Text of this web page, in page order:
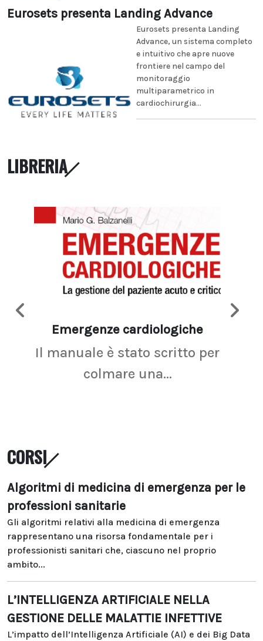
Eurosets presenta Landing Advance
Eurosets presenta Landing
Advance, un sistema completo
e intuitivo che apre nuove
frontiere nel campo del
monitoraggio
multiparametrico in
cardiochirurgia...
LIBRERIA
Emergenze cardiologiche
Il manuale è stato scritto per
colmare una...
CORSI
Algoritmi di medicina di emergenza per le
professioni sanitarie
Gli algoritmi relativi alla medicina di emergenza
rappresentano una risorsa fondamentale per i
professionisti sanitari che, ciascuno nel proprio
ambito...
L’INTELLIGENZA ARTIFICIALE NELLA
GESTIONE DELLE MALATTIE INFETTIVE
L’impatto dell’Intelligenza Artificiale (AI) e dei Big Data